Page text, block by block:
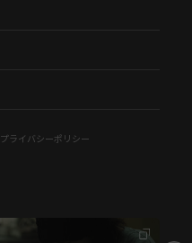
プライバシーポリシー